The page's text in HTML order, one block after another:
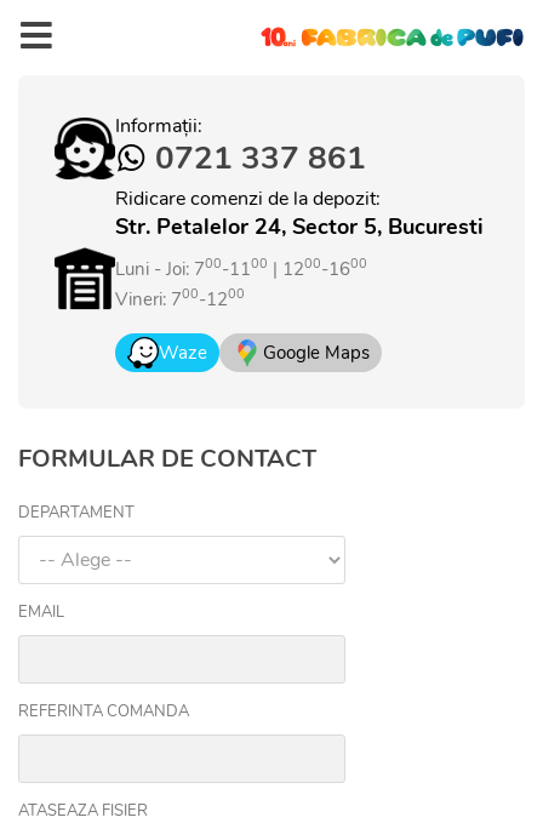
Informații:
0721 337 861
Ridicare comenzi de la depozit:
Str. Petalelor 24, Sector 5, Bucuresti
Luni - Joi: 700-1100 | 1200-1600
Vineri: 700-1200
Waze Google Maps
FORMULAR DE CONTACT
DEPARTAMENT
EMAIL
REFERINTA COMANDA
ATASEAZA FISIER